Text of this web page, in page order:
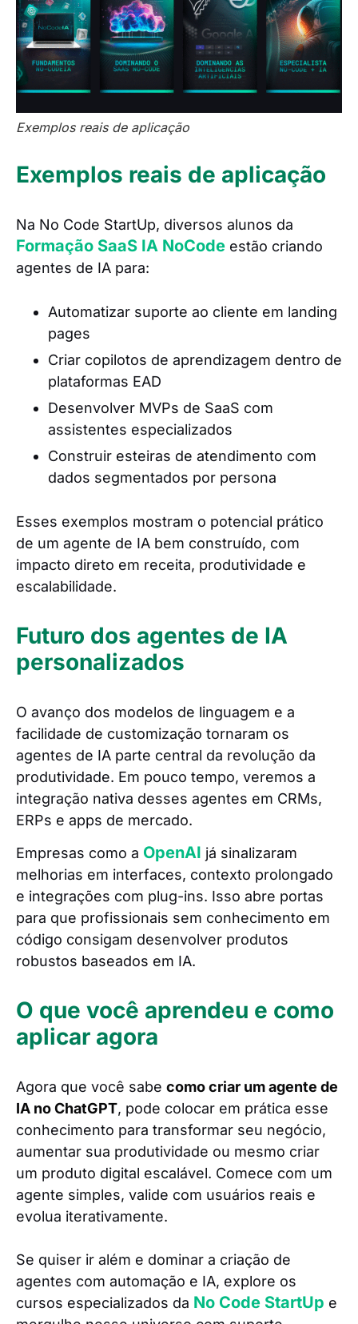
Exemplos reais de aplicação
Exemplos reais de aplicação
Na No Code StartUp, diversos alunos da
Formação SaaS IA NoCode estão criando
agentes de IA para:
Automatizar suporte ao cliente em landing
pages
Criar copilotos de aprendizagem dentro de
plataformas EAD
Desenvolver MVPs de SaaS com
assistentes especializados
Construir esteiras de atendimento com
dados segmentados por persona
Esses exemplos mostram o potencial prático
de um agente de IA bem construído, com
impacto direto em receita, produtividade e
escalabilidade.
Futuro dos agentes de IA
personalizados
O avanço dos modelos de linguagem e a
facilidade de customização tornaram os
agentes de IA parte central da revolução da
produtividade. Em pouco tempo, veremos a
integração nativa desses agentes em CRMs,
ERPs e apps de mercado.
Empresas como a OpenAI já sinalizaram
melhorias em interfaces, contexto prolongado
e integrações com plug-ins. Isso abre portas
para que profissionais sem conhecimento em
código consigam desenvolver produtos
robustos baseados em IA.
O que você aprendeu e como
aplicar agora
Agora que você sabe como criar um agente de
IA no ChatGPT, pode colocar em prática esse
conhecimento para transformar seu negócio,
aumentar sua produtividade ou mesmo criar
um produto digital escalável. Comece com um
agente simples, valide com usuários reais e
evolua iterativamente.
Se quiser ir além e dominar a criação de
agentes com automação e IA, explore os
cursos especializados da No Code StartUp e